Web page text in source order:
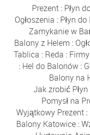
Prezent : Płyn
Ogłoszenia : Płyn
Zamykanie w
Balony z Helem :
Tablica : Reda : Firmy
: Hel do Balonów:
Balony na
Jak zrobić
Pomysł na
Wyjątkowy Prezent:
Balony Katowice: